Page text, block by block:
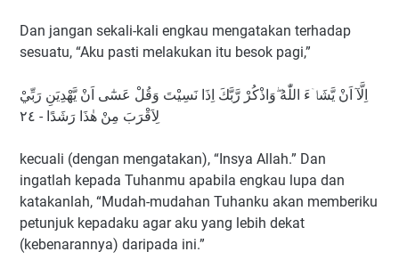
Dan jangan sekali-kali engkau mengatakan terhadap
sesuatu, “Aku pasti melakukan itu besok pagi,”
اِلَّآ اَنْ يَّشَاۤءَ اللّٰهُ ۖوَاذْكُرْ رَّبَّكَ اِذَا نَسِيْتَ وَقُلْ عَسٰٓى اَنْ يَّهْدِيَنِ رَبِّيْ
لِاَقْرَبَ مِنْ هٰذَا رَشَدًا - ٢٤
kecuali (dengan mengatakan), “Insya Allah.” Dan
ingatlah kepada Tuhanmu apabila engkau lupa dan
katakanlah, “Mudah-mudahan Tuhanku akan memberiku
petunjuk kepadaku agar aku yang lebih dekat
(kebenarannya) daripada ini.”